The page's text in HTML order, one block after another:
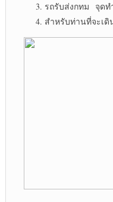
รถรับส่งกทม จุด
สำหรับท่านที่จะเดิ